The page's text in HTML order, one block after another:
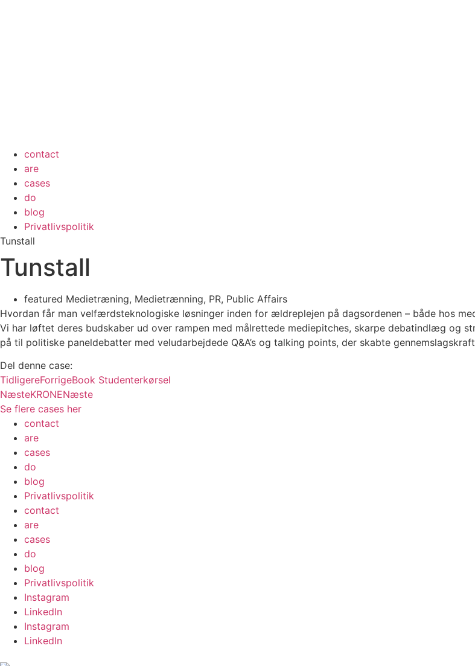
contact
are
cases
do
blog
Privatlivspolitik
Tunstall
Tunstall
featured Medietræning, Medietrænning, PR, Public Affairs
Hvordan får man velfærdsteknologiske løsninger inden for ældreplejen på dagsordenen – både hos
Vi har løftet deres budskaber ud over rampen med målrettede mediepitches, skarpe debatindlæg og
på til politiske paneldebatter med veludarbejdede Q&A’s og talking points, der skabte
Del denne case:
TidligereForrigeBook Studenterkørsel
NæsteKRONENæste
Se flere cases her
contact
are
cases
do
blog
Privatlivspolitik
contact
are
cases
do
blog
Privatlivspolitik
Instagram
LinkedIn
Instagram
LinkedIn